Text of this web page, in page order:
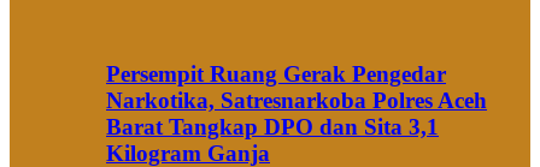
Persempit Ruang Gerak Pengedar
Narkotika, Satresnarkoba Polres Aceh
Barat Tangkap DPO dan Sita 3,1
Kilogram Ganja